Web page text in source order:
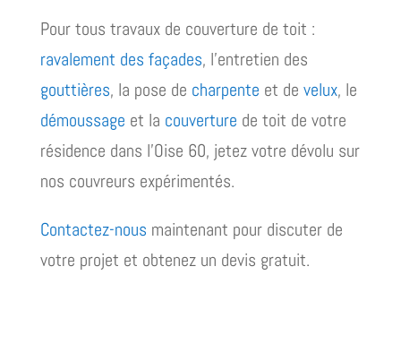
Pour tous travaux de couverture de toit :
ravalement des façades, l’entretien des
gouttières, la pose de charpente et de velux, le
démoussage et la couverture de toit de votre
résidence dans l’Oise 60, jetez votre dévolu sur
nos couvreurs expérimentés.
Contactez-nous maintenant pour discuter de
votre projet et obtenez un devis gratuit.